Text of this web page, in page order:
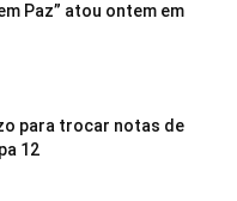
Paz” atou ontem em
para trocar notas de
12